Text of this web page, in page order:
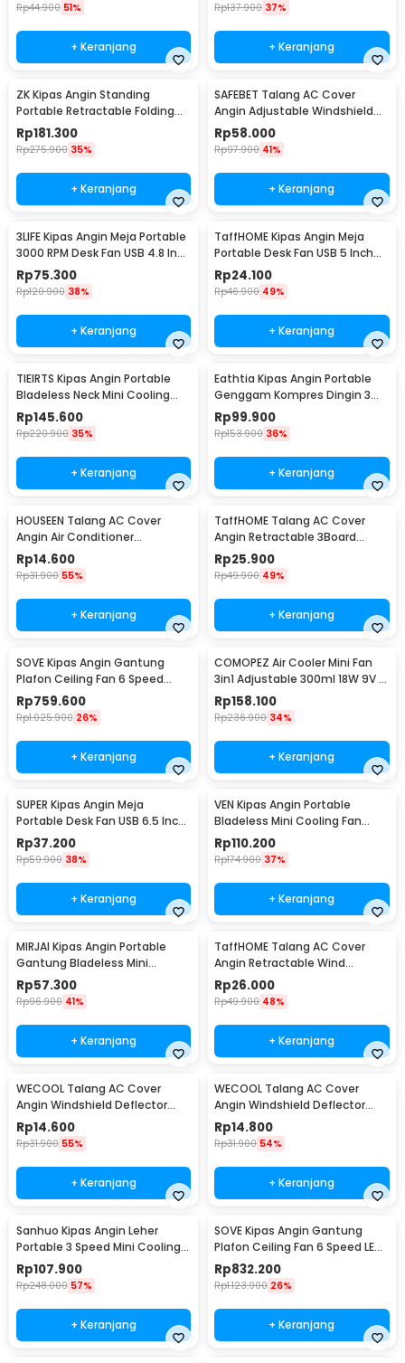
Rp44.900 51%
+ Keranjang
Rp137.900 37%
+ Keranjang
ZK Kipas Angin Standing
Portable Retractable Folding
Fan 7200mAh - ZK-20321
Rp181.300
Rp275.900 35%
+ Keranjang
SAFEBET Talang AC Cover
Angin Adjustable Windshield
Deflector 56x18cm - GB001
Rp58.000
Rp97.900 41%
+ Keranjang
3LIFE Kipas Angin Meja Portable
3000 RPM Desk Fan USB 4.8 Inch
5W - 312
Rp75.300
Rp120.900 38%
+ Keranjang
TaffHOME Kipas Angin Meja
Portable Desk Fan USB 5 Inch
2.5W - YZ-007
Rp24.100
Rp46.900 49%
+ Keranjang
TIEIRTS Kipas Angin Portable
Bladeless Neck Mini Cooling
Fan 5000mAh - H12
Rp145.600
Rp220.900 35%
+ Keranjang
Eathtia Kipas Angin Portable
Genggam Kompres Dingin 3
Speed 2200mAh - WX-622
Rp99.900
Rp153.900 36%
+ Keranjang
HOUSEEN Talang AC Cover
Angin Air Conditioner
Windshield Deflector - YH-JJ-
80
Rp14.600
Rp31.900 55%
+ Keranjang
TaffHOME Talang AC Cover
Angin Retractable 3Board
Windshield Deflector - HZ74
Rp25.900
Rp49.900 49%
+ Keranjang
SOVE Kipas Angin Gantung
Plafon Ceiling Fan 6 Speed
Reversible 52 Inch - FS2007
Rp759.600
Rp1.025.900 26%
+ Keranjang
COMOPEZ Air Cooler Mini Fan
3in1 Adjustable 300ml 18W 9V -
YY-01
Rp158.100
Rp236.900 34%
+ Keranjang
SUPER Kipas Angin Meja
Portable Desk Fan USB 6.5 Inch
4.5W - A8
Rp37.200
Rp59.900 38%
+ Keranjang
VEN Kipas Angin Portable
Bladeless Mini Cooling Fan
Power Bank 3000mAh - 348
Rp110.200
Rp174.900 37%
+ Keranjang
MIRJAI Kipas Angin Portable
Gantung Bladeless Mini
Cooling Fan 1200mAh - 6171
Rp57.300
Rp96.900 41%
+ Keranjang
TaffHOME Talang AC Cover
Angin Retractable Wind
Deflector - W92
Rp26.000
Rp49.900 48%
+ Keranjang
WECOOL Talang AC Cover
Angin Windshield Deflector
Cute Design Ski Animal - WL90
Rp14.600
Rp31.900 55%
+ Keranjang
WECOOL Talang AC Cover
Angin Windshield Deflector
Cute Design Winter Ice World -
WL90
Rp14.800
Rp31.900 54%
+ Keranjang
Sanhuo Kipas Angin Leher
Portable 3 Speed Mini Cooling
Fan 1800mAh - 350
Rp107.900
Rp248.000 57%
+ Keranjang
SOVE Kipas Angin Gantung
Plafon Ceiling Fan 6 Speed LED
52 Inch - FS2008
Rp832.200
Rp1.123.900 26%
+ Keranjang